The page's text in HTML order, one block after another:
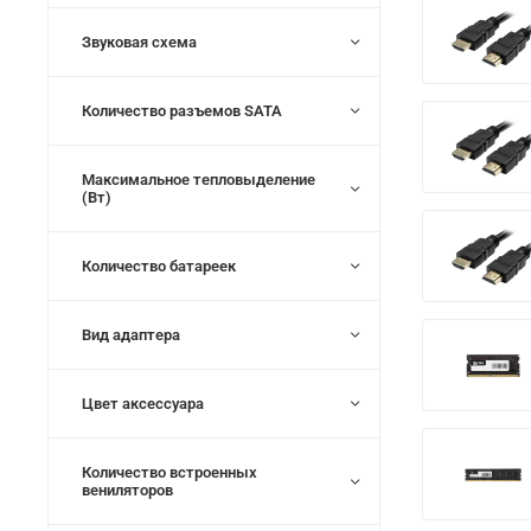
Звуковая схема
Количество разъемов SATA
Максимальное тепловыделение
(Вт)
Количество батареек
Вид адаптера
Цвет аксессуара
Количество встроенных
вениляторов